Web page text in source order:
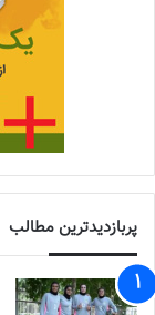
پربازدیدترین مطالب